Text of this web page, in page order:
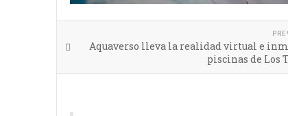
Aquaverso lleva la realidad virtual e
piscinas de Los